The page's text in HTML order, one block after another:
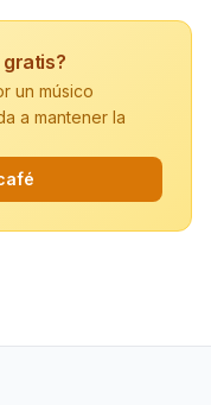
un músico
a mantener la